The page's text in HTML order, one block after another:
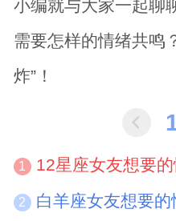
小编就与大家一起聊
需要怎样的情绪共鸣
炸”！
1 12星座女友想要
2 白羊座女友想要的